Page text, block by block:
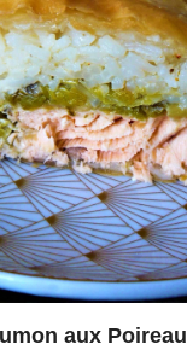
aux